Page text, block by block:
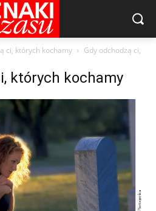
ci, których kochamy
Gdy odchodzą ci,
których kochamy